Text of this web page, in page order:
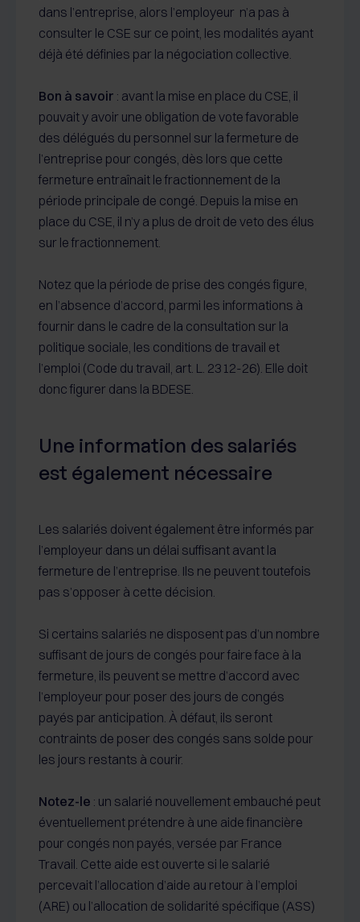
dans l’entreprise, alors l’employeur n’a pas à
consulter le CSE sur ce point, les modalités ayant
déjà été définies par la négociation collective.
Bon à savoir : avant la mise en place du CSE, il
pouvait y avoir une obligation de vote favorable
des délégués du personnel sur la fermeture de
l’entreprise pour congés, dès lors que cette
fermeture entraînait le fractionnement de la
période principale de congé. Depuis la mise en
place du CSE, il n’y a plus de droit de veto des élus
sur le fractionnement.
Notez que la période de prise des congés figure,
en l’absence d’accord, parmi les informations à
fournir dans le cadre de la consultation sur la
politique sociale, les conditions de travail et
l’emploi (Code du travail, art. L. 2312-26). Elle doit
donc figurer dans la BDESE.
Une information des salariés
est également nécessaire
Les salariés doivent également être informés par
l’employeur dans un délai suffisant avant la
fermeture de l’entreprise. Ils ne peuvent toutefois
pas s’opposer à cette décision.
Si certains salariés ne disposent pas d’un nombre
suffisant de jours de congés pour faire face à la
fermeture, ils peuvent se mettre d’accord avec
l’employeur pour poser des jours de congés
payés par anticipation. À défaut, ils seront
contraints de poser des congés sans solde pour
les jours restants à courir.
Notez-le : un salarié nouvellement embauché peut
éventuellement prétendre à une aide financière
pour congés non payés, versée par France
Travail. Cette aide est ouverte si le salarié
percevait l’allocation d’aide au retour à l’emploi
(ARE) ou l’allocation de solidarité spécifique (ASS)